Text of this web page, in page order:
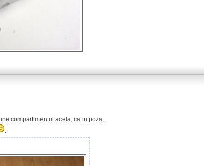
compartimentul acela, ca in poza.